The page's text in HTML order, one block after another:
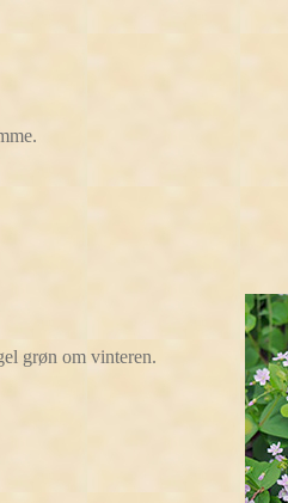
grøn om vinteren.